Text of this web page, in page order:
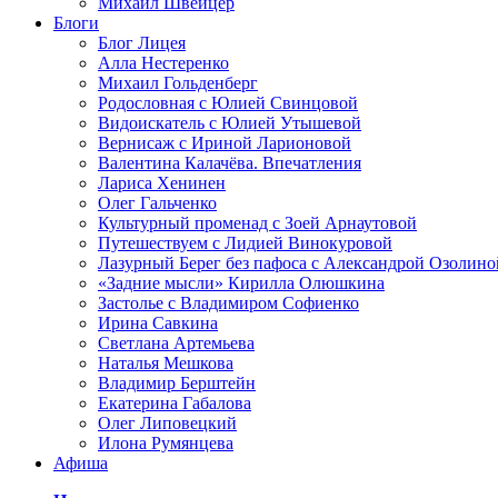
Блоги
Блог Лицея
Алла Нестеренко
Михаил Гольденберг
Родословная с Юлией Свинцовой
Видоискатель с Юлией Утышевой
Вернисаж с Ириной Ларионовой
Валентина Калачёва. Впечатления
Лариса Хенинен
Олег Гальченко
Культурный променад с Зоей Арнаутовой
Путешествуем с Лидией Винокуровой
Лазурный Берег без пафоса с Александрой
«Задние мысли» Кирилла Олюшкина
Застолье с Владимиром Софиенко
Ирина Савкина
Светлана Артемьева
Наталья Мешкова
Владимир Берштейн
Екатерина Габалова
Олег Липовецкий
Илона Румянцева
Афиша